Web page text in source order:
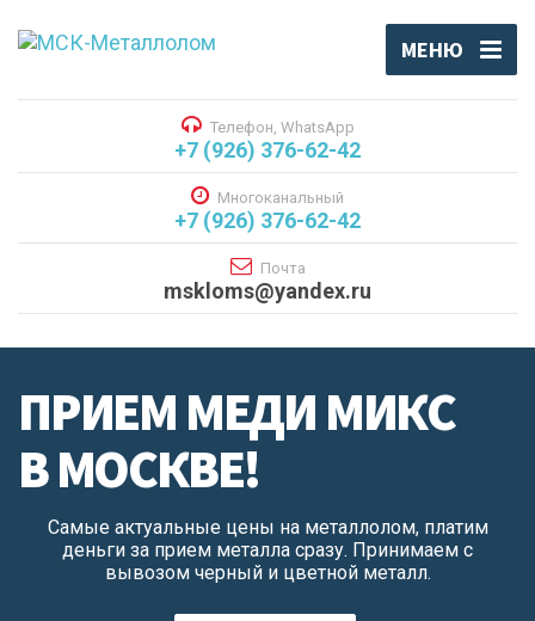
МЕНЮ
Телефон, WhatsApp
+7 (926) 376-62-42
Многоканальный
+7 (926) 376-62-42
Почта
mskloms@yandex.ru
ПРИЕМ МЕДИ МИКС
В МОСКВЕ!
Самые актуальные цены на металлолом, платим
деньги за прием металла сразу. Принимаем с
вывозом черный и цветной металл.